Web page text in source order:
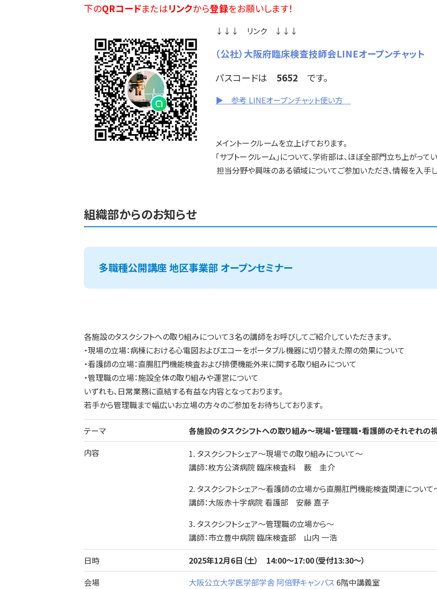
下のQRコードまたはリンクから登録をお願いします！
↓↓↓ リンク ↓↓↓
（公社）大阪府臨床検査技師会LINEオープンチャット
パスコードは 5652 です。
▶ 参考 LINEオープンチャット使い方
メイントークルームを立上げております。
「サブトークルーム」について、学術部は、ほぼ全部門立ち上がって
担当分野や興味のある領域についてご参加いただき、情報を入手してく
組織部からのお知らせ
多職種公開講座 地区事業部 オープンセミナー
各施設のタスクシフトへの取り組みについて３名の講師をお呼びしてご紹介していただきます。
・現場の立場：病棟における心電図およびエコーをポータブル機器に切り替えた際の効果について
・看護師の立場：直腸肛門機能検査および排便機能外来に関する取り組みについて
・管理職の立場：施設全体の取り組みや運営について
いずれも、日常業務に直結する有益な内容となっております。
若手から管理職まで幅広いお立場の方々のご参加をお待ちしております。
テーマ
各施設のタスクシフトへの取り組み～現場・管理職・看護師のそれぞれの
内容
1. タスクシフトシェア～現場での取り組みについて～
講師：枚方公済病院 臨床検査科 薮 圭介
2. タスクシフトシェア～看護師の立場から直腸肛門機能検査関連について
講師：大阪赤十字病院 看護部 安藤 嘉子
3. タスクシフトシェア～管理職の立場から～
講師：市立豊中病院 臨床検査部 山内 一浩
日時
2025年12月6日（土） 14:00～17:00（受付13:30～）
会場
大阪公立大学医学部学舎 阿倍野キャンパス6階中講義室